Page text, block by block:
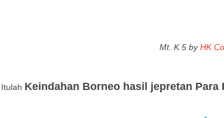
Mt. K 5 byHK
Itulah Keindahan Borneo hasil jepretan Para